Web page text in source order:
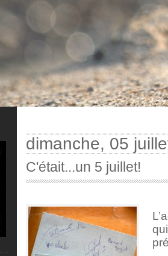
dimanche, 05
C'était...un 5 juillet!